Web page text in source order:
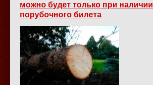
можно будет только при наличии
порубочного билета